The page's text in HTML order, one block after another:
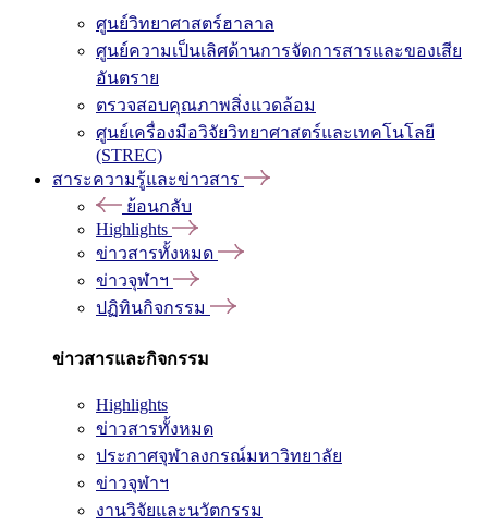
ศูนย์วิทยาศาสตร์ฮาลาล
ศูนย์ความเป็นเลิศด้านการจัดการสารและของเสีย
อันตราย
ตรวจสอบคุณภาพสิ่งแวดล้อม
ศูนย์เครื่องมือวิจัยวิทยาศาสตร์และเทคโนโลยี
(STREC)
สาระความรู้และข่าวสาร
ย้อนกลับ
Highlights
ข่าวสารทั้งหมด
ข่าวจุฬาฯ
ปฏิทินกิจกรรม
ข่าวสารและกิจกรรม
Highlights
ข่าวสารทั้งหมด
ประกาศจุฬาลงกรณ์มหาวิทยาลัย
ข่าวจุฬาฯ
งานวิจัยและนวัตกรรม